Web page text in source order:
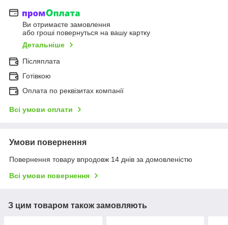
Ви отримаєте замовлення
або гроші повернуться на вашу картку
Детальніше
Післяплата
Готівкою
Оплата по реквізитах компанії
Всі умови оплати
Умови повернення
Повернення товару впродовж 14 днів за домовленістю
Всі умови повернення
З цим товаром також замовляють